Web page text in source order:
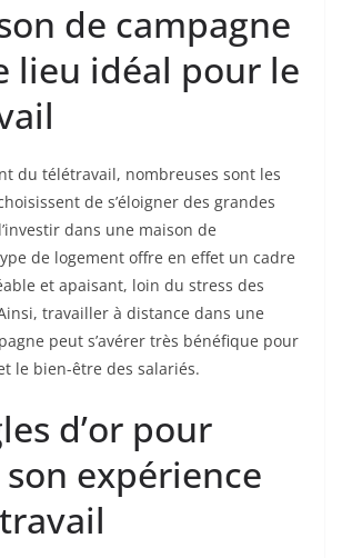
de campagne
lieu idéal pour le
du télétravail, nombreuses sont les
de s’éloigner des grandes
dans une maison de
de logement offre en effet un cadre
et apaisant, loin du stress des
travailler à distance dans une
peut s’avérer très bénéfique pour
le bien-être des salariés.
d’or pour
expérience